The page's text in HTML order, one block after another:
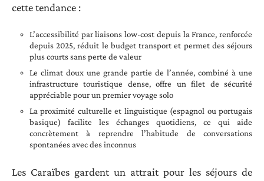
cette tendance :
L’accessibilité par liaisons low-cost depuis la France, renforcée
depuis 2025, réduit le budget transport et permet des séjours
plus courts sans perte de valeur
Le climat doux une grande partie de l’année, combiné à une
infrastructure touristique dense, offre un filet de sécurité
appréciable pour un premier voyage solo
La proximité culturelle et linguistique (espagnol ou portugais
basique) facilite les échanges quotidiens, ce qui aide
concrètement à reprendre l’habitude de conversations
spontanées avec des inconnus
Les Caraïbes gardent un attrait pour les séjours de